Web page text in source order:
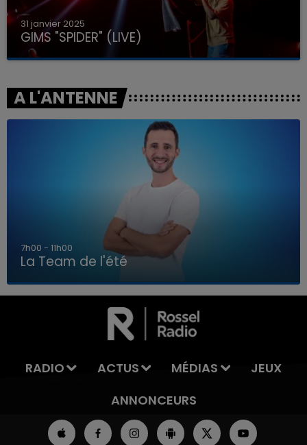
LA TEAM DE L'ÉTÉ
31 janvier 2025
GIMS "SPIDER" (LIVE)
A L'ANTENNE
7h00 - 11h00
La Team de l'été
RADIO ACTUS MÉDIAS
JEUX
ANNONCEURS